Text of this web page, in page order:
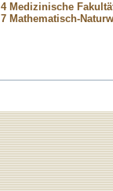
4 Medizinische
7 Mathematisch-